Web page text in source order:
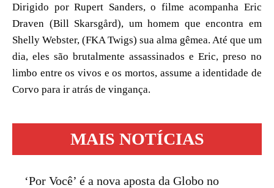
Dirigido por Rupert Sanders, o filme acompanha Eric
Draven (Bill Skarsgård), um homem que encontra em
Shelly Webster, (FKA Twigs) sua alma gêmea. Até que um
dia, eles são brutalmente assassinados e Eric, preso no
limbo entre os vivos e os mortos, assume a identidade de
Corvo para ir atrás de vingança.
MAIS NOTÍCIAS
‘Por Você’ é a nova aposta da Globo no